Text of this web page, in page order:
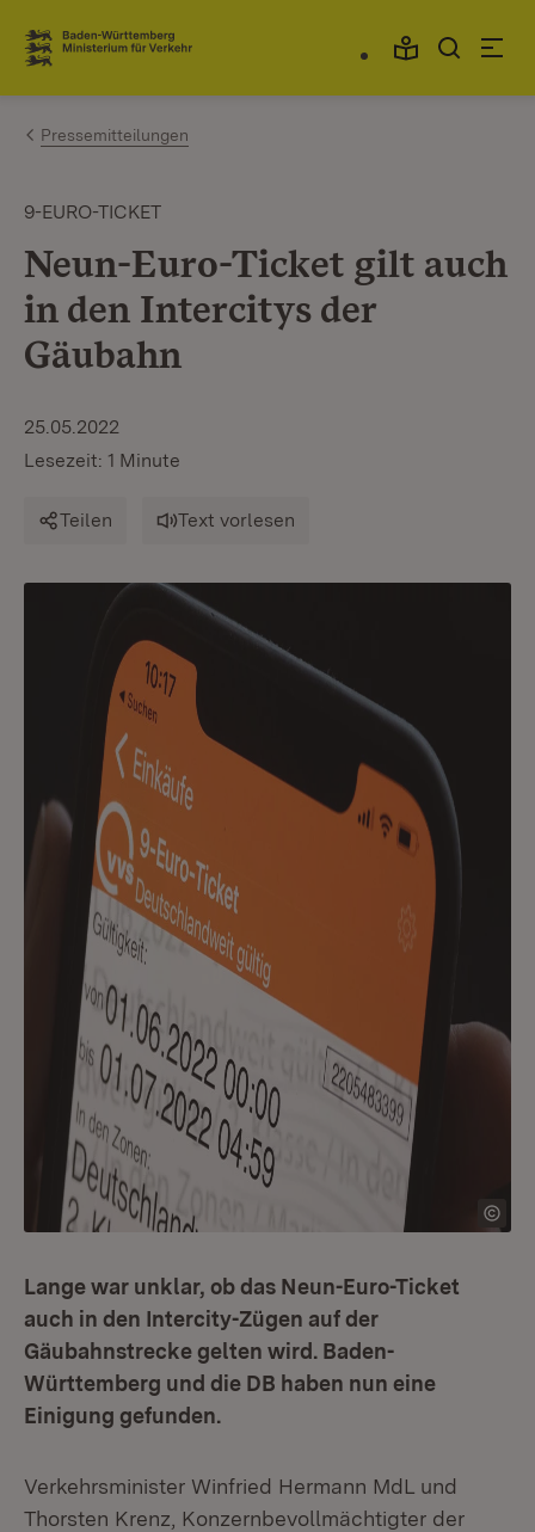
Zum Inhalt springen
Link zur Startseite
Pressemitteilungen
9-EURO-TICKET
Neun-Euro-Ticket gilt auch
in den Intercitys der
Gäubahn
25.05.2022
Lesezeit: 1 Minute
Teilen Text vorlesen
Lange war unklar, ob das Neun-Euro-Ticket
auch in den Intercity-Zügen auf der
Gäubahnstrecke gelten wird. Baden-
Württemberg und die DB haben nun eine
Einigung gefunden.
Verkehrsminister Winfried Hermann MdL und
Thorsten Krenz, Konzernbevollmächtigter der